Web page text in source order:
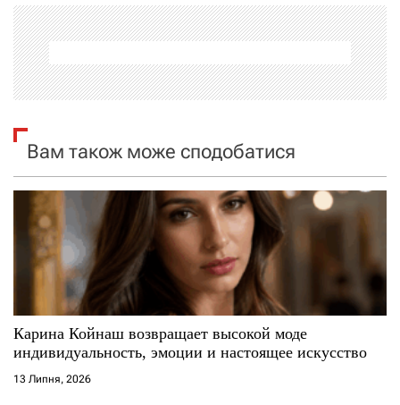
а
ц
і
я
з
с
і
Вам також може сподобатися
Карина Койнаш возвращает высокой моде
индивидуальность, эмоции и настоящее искусство
13 Липня, 2026